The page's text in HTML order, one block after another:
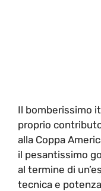
Il bomberissimo
proprio
alla Coppa
il pesantissimo
al termine di
tecnica e